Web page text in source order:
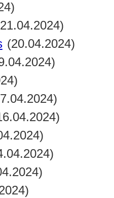
(20.04.2024)